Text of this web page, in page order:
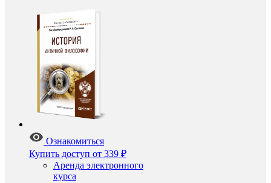
Ознакомиться
Купить доступ от 339 ₽
Аренда электронного
курса